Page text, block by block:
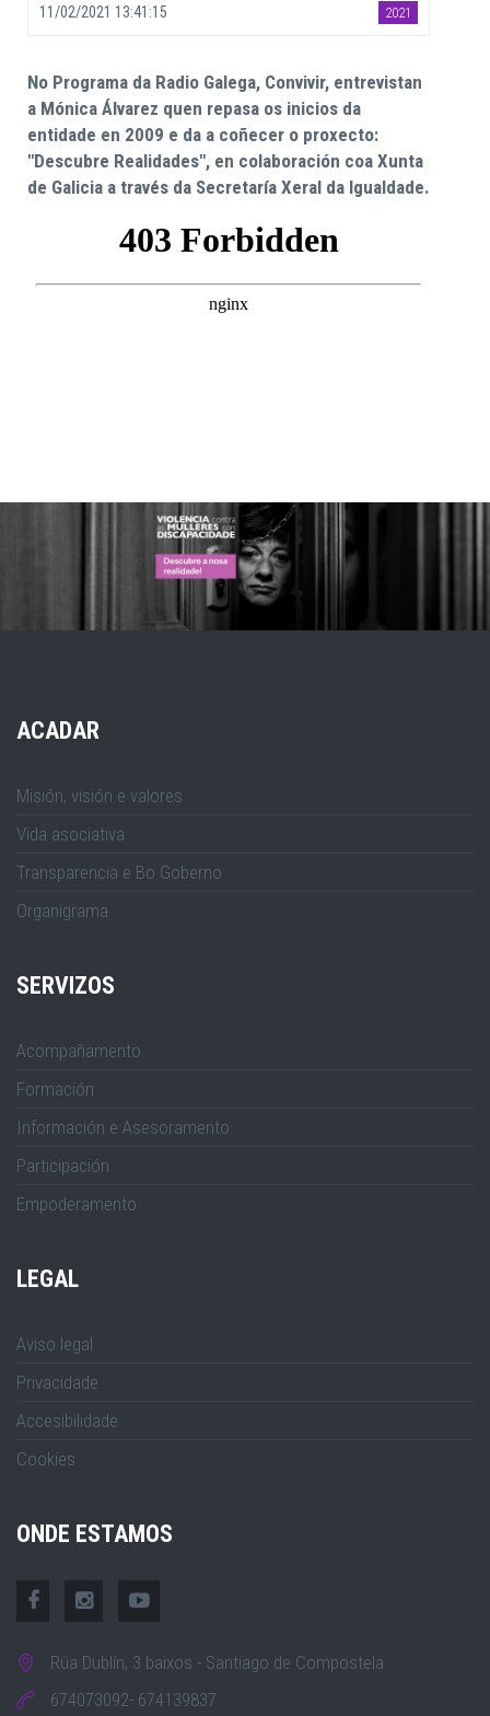
11/02/2021 13:41:15 2021
No Programa da Radio Galega, Convivir, entrevistan
a Mónica Álvarez quen repasa os inicios da
entidade en 2009 e da a coñecer o proxecto:
"Descubre Realidades", en colaboración coa Xunta
de Galicia a través da Secretaría Xeral da Igualdade.
ACADAR
Misión, visión e valores
Vida asociativa
Transparencia e Bo Goberno
Organigrama
SERVIZOS
Acompañamento
Formación
Información e Asesoramento
Participación
Empoderamento
LEGAL
Aviso legal
Privacidade
Accesibilidade
Cookies
ONDE ESTAMOS
Rúa Dublín, 3 baixos - Santiago de Compostela
674073092- 674139837